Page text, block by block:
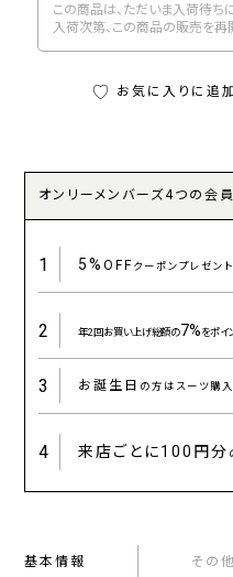
この商品は、ただいま入荷待ち
入荷次第、この商品の販売を再
お気に入りに追加
オンリーメンバーズ4つの会
1 5%OFFクーポンプレゼント
2 年2回お買い上げ総額の7%をポイ
3 お誕生日 の方はスーツ購
4 来店ごとに100円分
基本情報 その